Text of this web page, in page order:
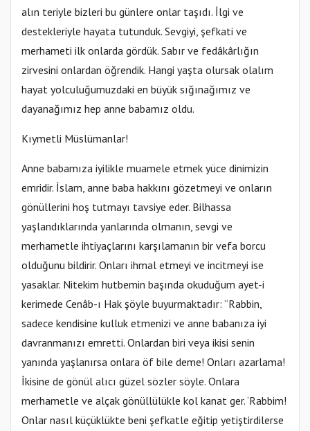
alın teriyle bizleri bu günlere onlar taşıdı. İlgi ve
destekleriyle hayata tutunduk. Sevgiyi, şefkati ve
merhameti ilk onlarda gördük. Sabır ve fedâkârlığın
zirvesini onlardan öğrendik. Hangi yaşta olursak olalım
hayat yolculuğumuzdaki en büyük sığınağımız ve
dayanağımız hep anne babamız oldu.
Kıymetli Müslümanlar!
Anne babamıza iyilikle muamele etmek yüce dinimizin
emridir. İslam, anne baba hakkını gözetmeyi ve onların
gönüllerini hoş tutmayı tavsiye eder. Bilhassa
yaşlandıklarında yanlarında olmanın, sevgi ve
merhametle ihtiyaçlarını karşılamanın bir vefa borcu
olduğunu bildirir. Onları ihmal etmeyi ve incitmeyi ise
yasaklar. Nitekim hutbemin başında okuduğum ayet-i
kerimede Cenâb-ı Hak şöyle buyurmaktadır: “Rabbin,
sadece kendisine kulluk etmenizi ve anne babanıza iyi
davranmanızı emretti. Onlardan biri veya ikisi senin
yanında yaşlanırsa onlara öf bile deme! Onları azarlama!
İkisine de gönül alıcı güzel sözler söyle. Onlara
merhametle ve alçak gönüllülükle kol kanat ger. ‘Rabbim!
Onlar nasıl küçüklükte beni şefkatle eğitip yetiştirdilerse